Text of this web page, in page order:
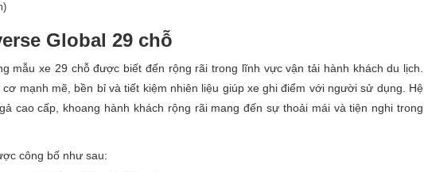
Global 29 chỗ
mẫu xe 29 chỗ được biết đến rộng rãi trong lĩnh vực vận tải hành khách du lịch.
mạnh mẽ, bền bỉ và tiết kiệm nhiên liệu giúp xe ghi điểm với người sử dụng. Hệ
cao cấp, khoang hành khách rộng rãi mang đến sự thoải mái và tiện nghi trong
công bố như sau: